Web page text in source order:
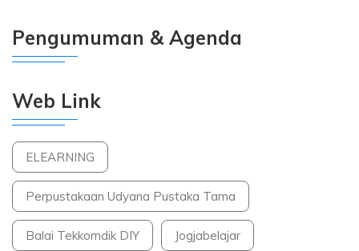
Pengumuman & Agenda
Web Link
ELEARNING
Perpustakaan Udyana Pustaka Tama
Balai Tekkomdik DIY Jogjabelajar